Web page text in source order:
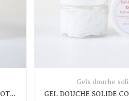
GEL DOUCHE SOLIDE COQUELICOT 100GR
Gels douche